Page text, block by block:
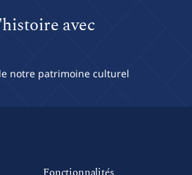
avec
notre patrimoine culturel